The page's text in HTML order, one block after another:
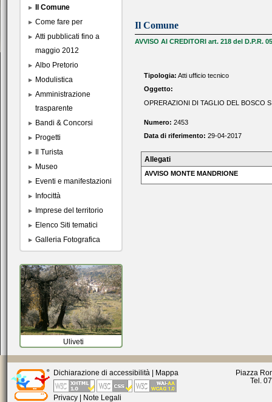
Il Comune
Come fare per
Atti pubblicati fino a
maggio 2012
Albo Pretorio
Modulistica
Amministrazione
trasparente
Bandi & Concorsi
Progetti
Il Turista
Museo
Eventi e manifestazioni
Infocittà
Imprese del territorio
Elenco Siti tematici
Galleria Fotografica
Uliveti
Il Comune
AVVISO AI CREDITORI art. 218 del D.P.R.
Tipologia: Atti ufficio tecnico
Oggetto:
OPRERAZIONI DI TAGLIO DEL BOSCO
Numero: 2453
Data di riferimento: 29-04-2017
Allegati
AVVISO MONTE MANDRIONE
Dichiarazione di accessibilità | Mappa
Privacy | Note Legali
Piazza
Tel.